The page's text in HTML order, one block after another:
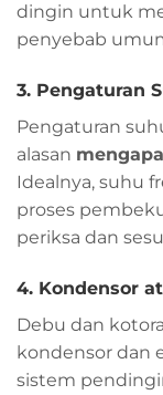
dingin untuk
penyebab
3. Pengaturan
Pengaturan
alasan
Idealnya, suhu
proses
periksa dan
4. Kondensor
Debu dan
kondensor dan
sistem